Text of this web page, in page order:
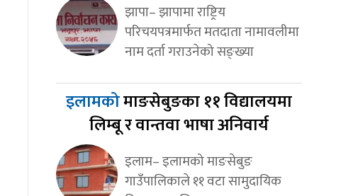
झापा– झापामा राष्ट्रिय
परिचयपत्रमार्फत मतदाता नामावलीमा
नाम दर्ता गराउनेको सङ्ख्या
इलामकोमाङसेबुङका ११ विद्यालयमा
लिम्बू र वान्तवा भाषा अनिवार्य
इलाम– इलामको माङसेबुङ
गाउँपालिकाले ११ वटा सामुदायिक